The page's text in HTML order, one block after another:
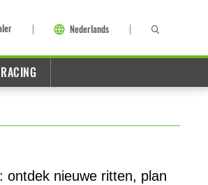
Nederlands
RACING
ontdek nieuwe ritten, plan